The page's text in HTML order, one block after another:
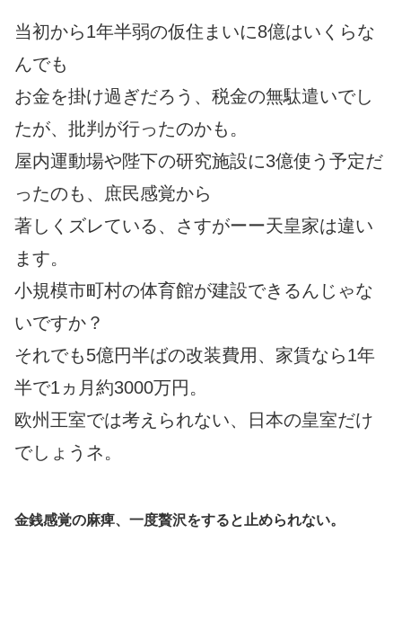
当初から1年半弱の仮住まいに8億はいくらな
んでも
お金を掛け過ぎだろう、税金の無駄遣いでし
たが、批判が行ったのかも。
屋内運動場や陛下の研究施設に3億使う予定だ
ったのも、庶民感覚から
著しくズレている、さすがーー天皇家は違い
ます。
小規模市町村の体育館が建設できるんじゃな
いですか？
それでも5億円半ばの改装費用、家賃なら1年
半で1ヵ月約3000万円。
欧州王室では考えられない、日本の皇室だけ
でしょうネ。
金銭感覚の麻痺、一度贅沢をすると止められない。